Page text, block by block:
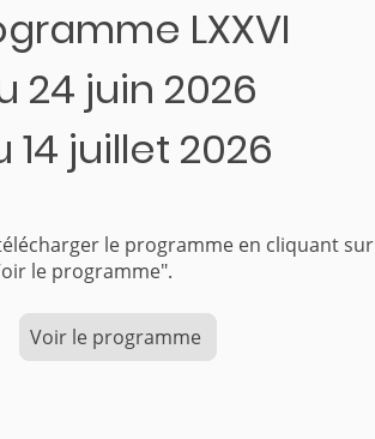
LXXVI
24 juin 2026
14 juillet 2026
le programme en cliquant sur
le programme".
Voir le programme